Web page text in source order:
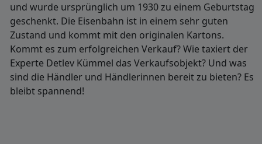
und wurde ursprünglich um 1930 zu einem Geburtstag
geschenkt. Die Eisenbahn ist in einem sehr guten
Zustand und kommt mit den originalen Kartons.
Kommt es zum erfolgreichen Verkauf? Wie taxiert der
Experte Detlev Kümmel das Verkaufsobjekt? Und was
sind die Händler und Händlerinnen bereit zu bieten? Es
bleibt spannend!